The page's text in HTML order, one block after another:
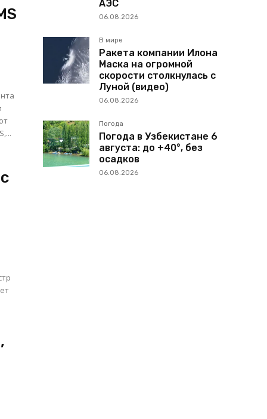
АЭС
06.08.2026
В мире
Ракета компании Илона
Маска на огромной
скорости столкнулась с
Луной (видео)
06.08.2026
Погода
Погода в Узбекистане 6
августа: до +40°, без
осадков
06.08.2026